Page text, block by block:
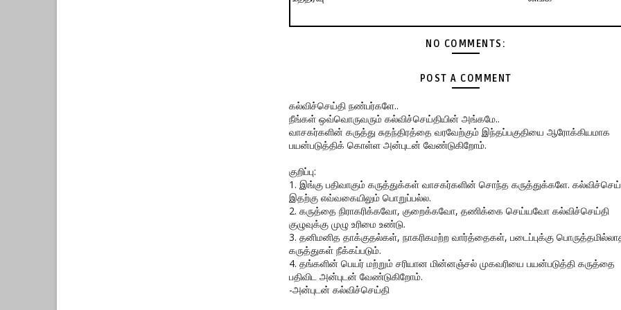
NO COMMENTS:
POST A COMMENT
கல்விச்செய்தி நண்பர்களே..
நீங்கள் ஒவ்வொருவரும் கல்விச்செய்தியின் அங்கமே..
வாசகர்களின் கருத்து சுதந்திரத்தை வரவேற்கும் இந்தப்பகுதியை ஆரோக்கியமாக
பயன்படுத்திக் கொள்ள அன்புடன் வேண்டுகிறோம்.
குறிப்பு:
1. இங்கு பதிவாகும் கருத்துக்கள் வாசகர்களின் சொந்த கருத்துக்களே.
இதற்கு எவ்வகையிலும் பொறுப்பல்ல.
2. கருத்தை நிராகரிக்கவோ, குறைக்கவோ, தணிக்கை செய்யவோ கல்விச்செய்தி
குழுவுக்கு முழு உரிமை உண்டு.
3. தனிமனித தாக்குதல்கள், நாகரிகமற்ற வார்த்தைகள், படைப்புக்கு
கருத்துகள் நீக்கப்படும்.
4. தங்களின் பெயர் மற்றும் சரியான மின்னஞ்சல் முகவரியை பயன்படுத்தி கருத்தை
பதிவிட அன்புடன் வேண்டுகிறோம்.
-அன்புடன் கல்விச்செய்தி